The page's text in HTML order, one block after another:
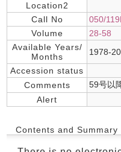
Location2
Call No
050/
Volume
28-58
Available Years/
Months
1978-
Accession status
Comments
59号以
Alert
Contents and Summary